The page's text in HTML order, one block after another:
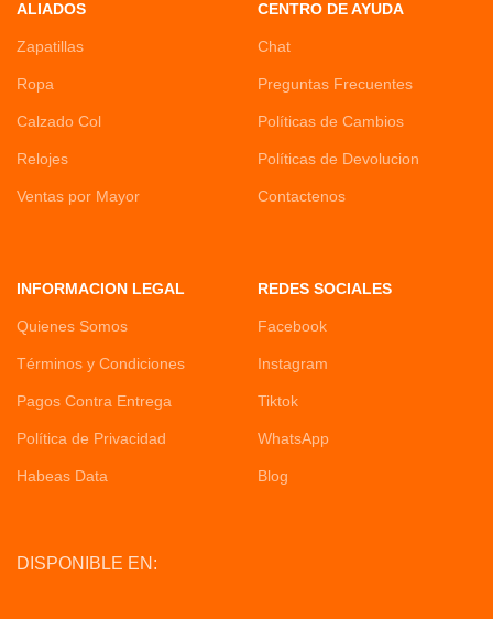
ALIADOS
Zapatillas
Ropa
Calzado Col
Relojes
Ventas por Mayor
CENTRO DE AYUDA
Chat
Preguntas Frecuentes
Políticas de Cambios
Políticas de Devolucion
Contactenos
INFORMACION LEGAL
Quienes Somos
Términos y Condiciones
Pagos Contra Entrega
Política de Privacidad
Habeas Data
REDES SOCIALES
Facebook
Instagram
Tiktok
WhatsApp
Blog
DISPONIBLE EN: